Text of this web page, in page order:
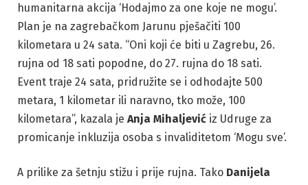
humanitarna akcija ‘Hodajmo za one koje ne mogu’.
Plan je na zagrebačkom Jarunu pješačiti 100
kilometara u 24 sata. “Oni koji će biti u Zagrebu, 26.
rujna od 18 sati popodne, do 27. rujna do 18 sati.
Event traje 24 sata, pridružite se i odhodajte 500
metara, 1 kilometar ili naravno, tko može, 100
kilometara”, kazala je Anja Mihaljević iz Udruge za
promicanje inkluzija osoba s invaliditetom ‘Mogu sve’.
A prilike za šetnju stižu i prije rujna. Tako Danijela